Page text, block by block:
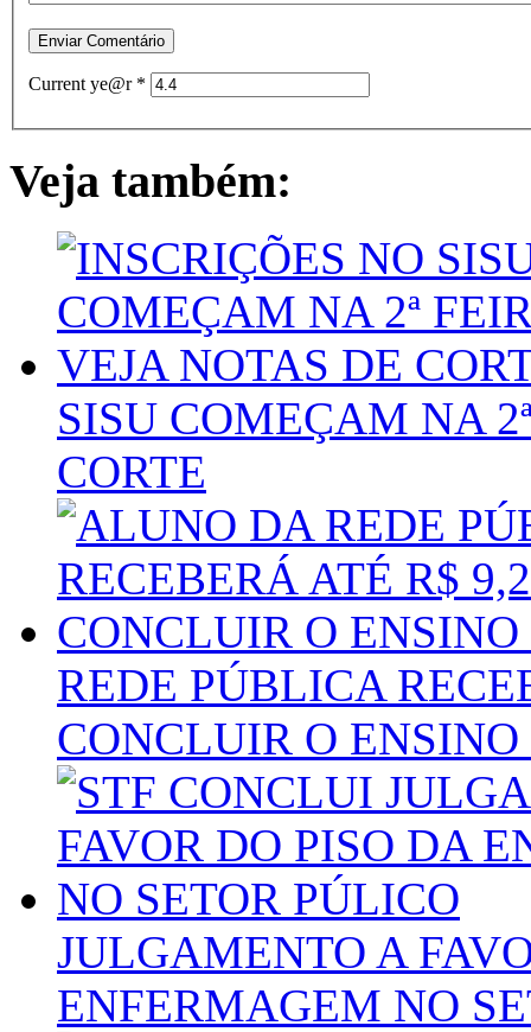
Current ye@r *
Veja também:
SISU COMEÇAM NA
CORTE
REDE PÚBLICA
CONCLUIR O
JULGAMENTO A
ENFERMAGEM NO